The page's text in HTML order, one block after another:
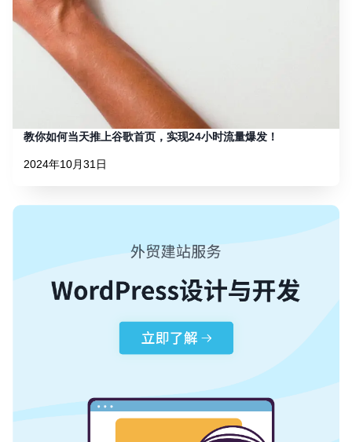
教你如何当天推上谷歌首页，实现24小时流量爆发！
2024年10月31日